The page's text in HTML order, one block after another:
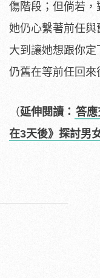
傷階段；但倘若
她仍心繫著前任
大到讓她想跟你
仍舊在等前任回來
（延伸閱讀： 答應
在3天後》探討男